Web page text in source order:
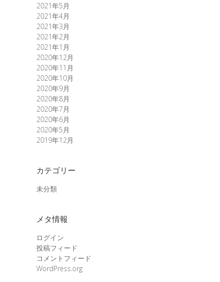
2021年5月
2021年4月
2021年3月
2021年2月
2021年1月
2020年12月
2020年11月
2020年10月
2020年9月
2020年8月
2020年7月
2020年6月
2020年5月
2019年12月
カテゴリー
未分類
メタ情報
ログイン
投稿フィード
コメントフィード
WordPress.org